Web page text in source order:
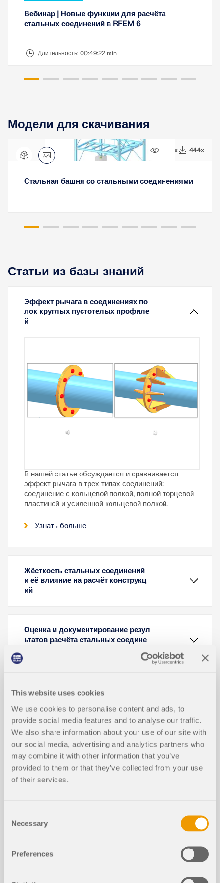
This website uses cookies
We use cookies to personalise content and ads, to
provide social media features and to analyse our traffic.
We also share information about your use of our site with
our social media, advertising and analytics partners who
may combine it with other information that you’ve
provided to them or that they’ve collected from your use
of their services.
Selection
Necessary
Preferences
Вебинар | Новые функции для расчёта
стальных соединений в RFEM 6
Длительность: 00:49:22 min
Модели для скачивания
1496x 444x
Стальная башня со стальными соединениями
Статьи из базы знаний
Эффект рычага в соединениях по
лок круглых пустотелых профиле
й
В нашей статье обсуждается и сравнивается
эффект рычага в трех типах соединений:
соединение с кольцевой полкой, полной торцевой
пластиной и усиленной кольцевой полкой.
Узнать больше
Жёсткость стальных соединений
и её влияние на расчёт конструкц
ий
Понимание жёсткости стальных соединений имеет
решающее значение в структурном
проектировании. Часто соединения
рассматриваются как строго шарнирные или
жёсткие, но это может привести к неэкономичным
или даже опасным проверкам дизайна. Узнайте, как
RFEM и надстройка Steel Joints от Dlubal
Software помогают проверять жёсткость
Оценка и документирование резул
ьтатов расчёта стальных соедине
стальные соединения с помощью КЭ-модели, для
которой моделирование выполняется полностью
компонентов стальных соединений, которые
управляют моделированием, можно выполнить
Расчёт стальных соединений в RF
В RFEM 6 стальные соединения задаются как
Скриншоты